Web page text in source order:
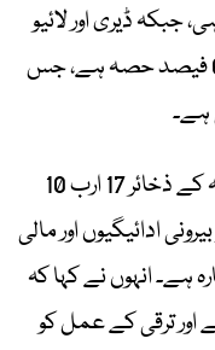
نمو 2.89 فیصد رہی، جبکہ ڈیری اور لائیو
اسٹاک کا زرعی معیشت میں تقریباً 60 فیصد حصہ ہے، جس
وزیر خزانہ نے بتایا کہ ملک کے زرمبادلہ کے ذخائر 17 ارب 10
ادائیگیوں اور مالی
ہے۔ انہوں نے کہا کہ
اور ترقی کے عمل کو